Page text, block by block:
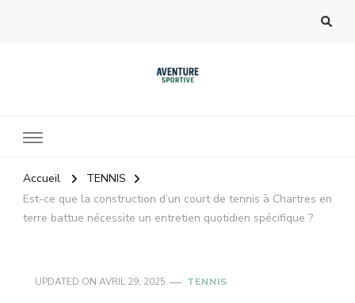
Accueil
TENNIS
Est-ce que la construction d’un court de tennis à Chartres en
terre battue nécessite un entretien quotidien spécifique ?
UPDATED ON AVRIL 29, 2025 TENNIS